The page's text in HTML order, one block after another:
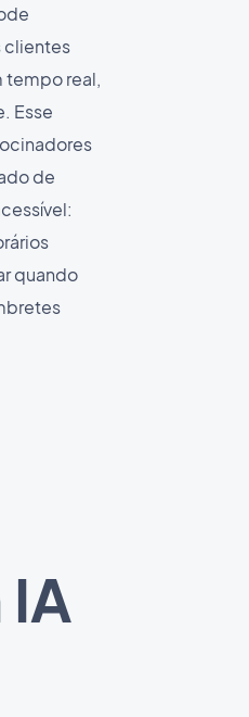
clientes
tempo real,
Esse
de
quando